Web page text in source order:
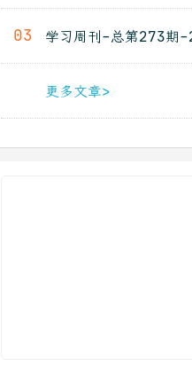
03 学习周刊-总第273期-
更多文章>